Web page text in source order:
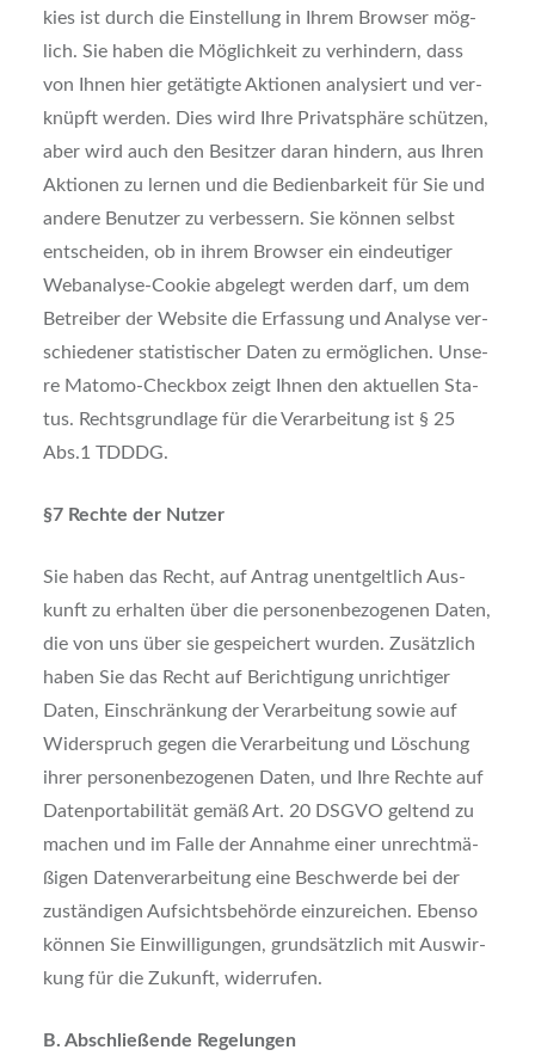
kies ist durch die Ein­stel­lung in Ihrem Brow­ser mög­
lich. Sie haben die Mög­lich­keit zu ver­hin­dern, dass
von Ihnen hier getä­tig­te Aktio­nen ana­ly­siert und ver­
knüpft wer­den. Dies wird Ihre Pri­vat­sphä­re schüt­zen,
aber wird auch den Besit­zer dar­an hin­dern, aus Ihren
Aktio­nen zu ler­nen und die Bedien­bar­keit für Sie und
ande­re Benut­zer zu ver­bes­sern. Sie kön­nen selbst
ent­schei­den, ob in ihrem Brow­ser ein ein­deu­ti­ger
Web­ana­ly­se-Coo­kie abge­legt wer­den darf, um dem
Betrei­ber der Web­site die Erfas­sung und Ana­ly­se ver­
schie­de­ner sta­tis­ti­scher Daten zu ermög­li­chen. Unse­
re Mato­mo-Check­box zeigt Ihnen den aktu­el­len Sta­
tus. Rechts­grund­la­ge für die Ver­ar­bei­tung ist § 25
Abs.1 TDDDG.
§7 Rech­te der Nut­zer
Sie haben das Recht, auf Antrag unent­gelt­lich Aus­
kunft zu erhal­ten über die per­so­nen­be­zo­ge­nen Daten,
die von uns über sie gespei­chert wur­den. Zusätz­lich
haben Sie das Recht auf Berich­ti­gung unrich­ti­ger
Daten, Ein­schrän­kung der Ver­ar­bei­tung sowie auf
Wider­spruch gegen die Ver­ar­bei­tung und Löschung
ihrer per­so­nen­be­zo­ge­nen Daten, und Ihre Rech­te auf
Daten­por­ta­bi­li­tät gemäß Art. 20 DSGVO gel­tend zu
machen und im Fal­le der Annah­me einer unrecht­mä­
ßi­gen Daten­ver­ar­bei­tung eine Beschwer­de bei der
zustän­di­gen Auf­sichts­be­hör­de ein­zu­rei­chen. Eben­so
kön­nen Sie Ein­wil­li­gun­gen, grund­sätz­lich mit Aus­wir­
kung für die Zukunft, wider­ru­fen.
B. Abschlie­ßen­de Rege­lun­gen